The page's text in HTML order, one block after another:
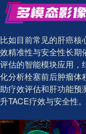
比如目前常见的肝癌核
效精准性与安全性长期
评估的智能模块应用，
化分析栓塞前后肿瘤体
助疗效评估和肝功能预
升TACE疗效与安全性。